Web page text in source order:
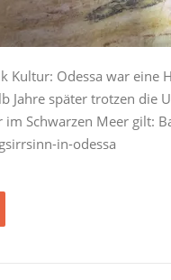
Kultur: Odessa war eine
Jahre später trotzen die
im Schwarzen Meer gilt:
in-odessa